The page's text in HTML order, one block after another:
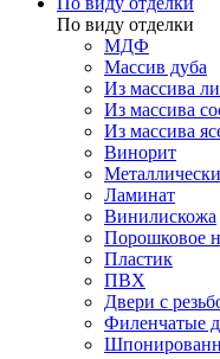
По виду отделки
МДФ
Массив дуба
Из массива
Из массива
Из массива
Винорит
Ламинат
Винилискожа
Порошковое
Пластик
ПВХ
Двери с
Филенчатые